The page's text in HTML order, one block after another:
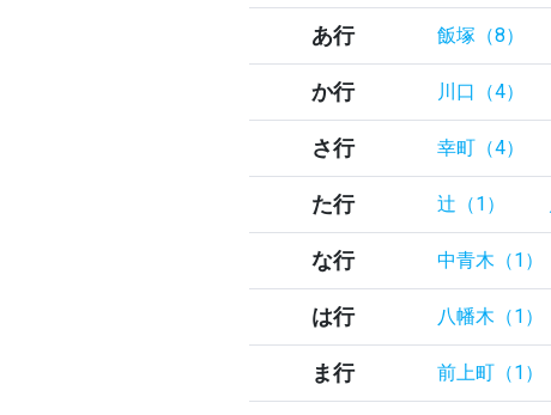
あ行 飯塚（8）
か行 川口（4）
さ行 幸町（4）
た行 辻（1）
な行 中青木（1）
は行 八幡木（1）
ま行 前上町（1）